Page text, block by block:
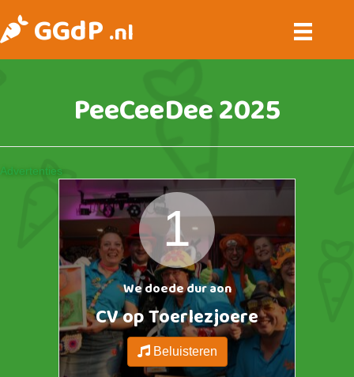
GGdP.nl
PeeCeeDee 2025
Advertenties
https://ggdp.nl/wp-content/uploads/2025/01/Hoes-150x150.jpeg
1
We doede dur aon
CV op Toerlezjoere
Beluisteren